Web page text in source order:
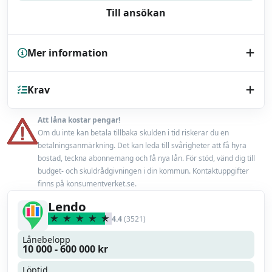
Till ansökan
Mer information
Kreditupplysning UC
Endast bilhandlare
Låneförsäkring Nej
Miljörabatt Nej
Max belåningsgrad
Uppläggningsavgift
Läs mer Läs omdöme
Krav
Minst 18 år
En fast inkomst från anställning eller pension
Att låna kostar pengar!
Om du inte kan betala tillbaka skulden i tid riskerar du en
betalningsanmärkning. Det kan leda till svårigheter att få hyra
bostad, teckna abonnemang och få nya lån. För stöd, vänd dig till
budget- och skuldrådgivningen i din kommun. Kontaktuppgifter
finns på konsumentverket.se.
Lendo
4.4(3521)
Lånebelopp
10 000 - 600 000 kr